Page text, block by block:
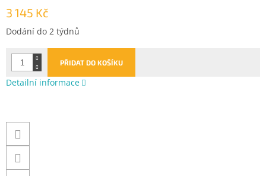
3 145 Kč
Měrná
Dodání do 2 týdnů
PŘIDAT DO KOŠÍKU
Detailní informace